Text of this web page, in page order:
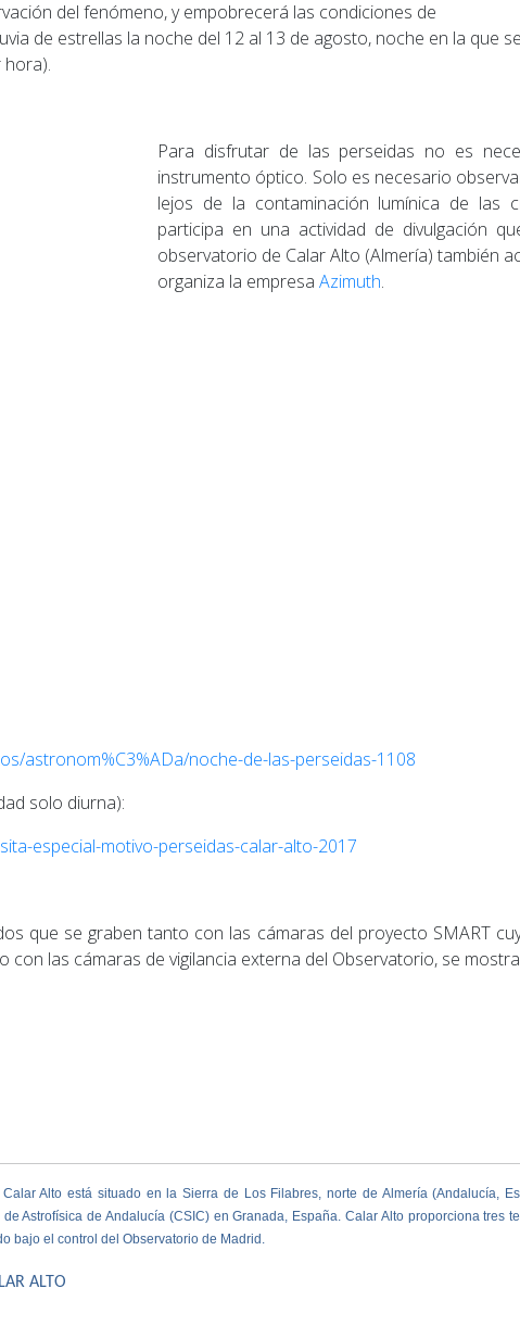
del fenómeno, y empobrecerá las condiciones de
de estrellas la noche del 12 al 13 de agosto, noche en la que
Para disfrutar de las perseidas no es
instrumento óptico. Solo es necesario
lejos de la contaminación lumínica de las
participa en una actividad de divulgación
observatorio de Calar Alto (Almería) también
organiza la empresa Azimuth.
astronom%C3%ADa/noche-de-las-perseidas-1108
solo diurna):
especial-motivo-perseidas-calar-alto-2017
que se graben tanto con las cámaras del proyecto SMART
con las cámaras de vigilancia externa del Observatorio, se
Alto está situado en la Sierra de Los Filabres, norte de Almería (Andalucía,
de Astrofísica de Andalucía(CSIC) en Granada, España. Calar Alto proporciona tres
bajo el control del Observatorio de Madrid.
ALTO